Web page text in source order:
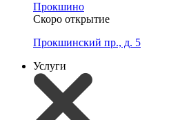
Прокшино
Скоро открытие
Прокшинский пр., д. 5
Услуги